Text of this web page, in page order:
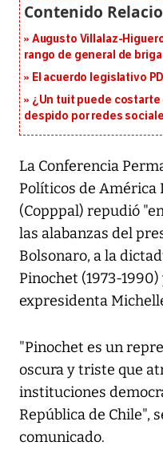
Augusto Villalaz-
rango de general de
El acuerdo legislativo
¿Un tuit puede
despido por redes
La Conferencia
Políticos de América
(Copppal) repudió
las alabanzas del
Bolsonaro, a la
Pinochet (1973-
expresidenta
"Pinochet es un
oscura y triste que
instituciones
República de Chile",
comunicado.